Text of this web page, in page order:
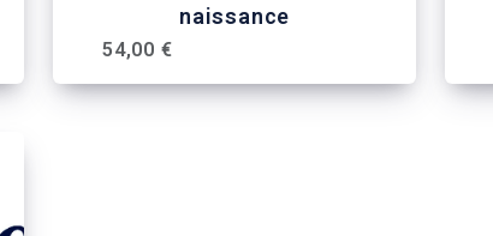
naissance
54,00 €